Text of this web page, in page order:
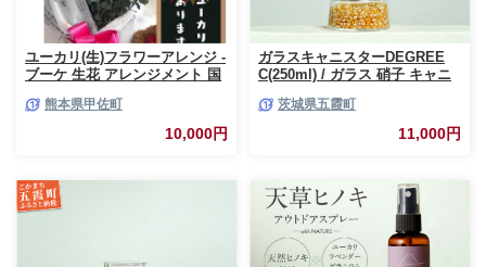
ユーカリ(生)フラワーアレンジ -
ブーケ 生花 アレンジメント 国
ンテリア 虫よけ作用 人気 おす
熊本県甲佐町
10,000円
ガラスキャニスターDEGREE
C(250ml) / ガラス 硝子 キャニ
耐熱 一生もの 職人 こだわり
JIDA デザインミュージアムセ
レクション 茨城県 五霞町
茨城県五霞町
11,000円